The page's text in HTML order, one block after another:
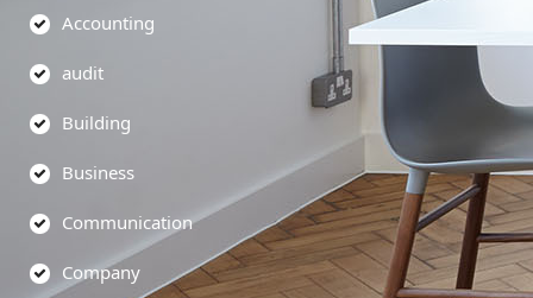
Accounting
audit
Building
Business
Communication
Company